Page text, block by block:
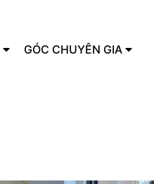
GÓC CHUYÊN GIA